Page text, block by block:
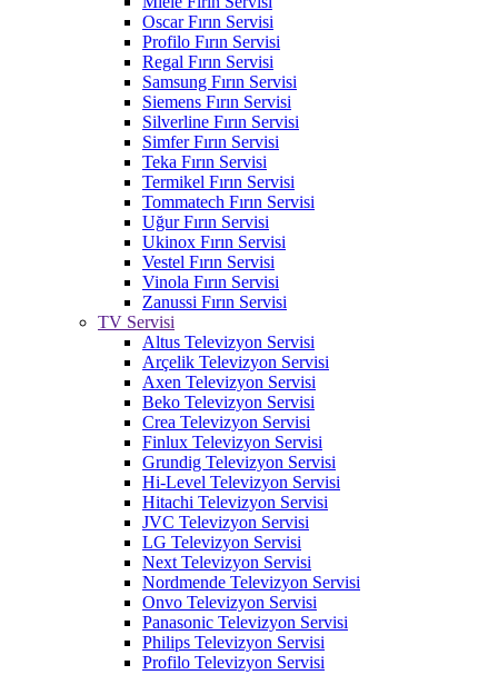
Oscar Fırın Servisi
Profilo Fırın Servisi
Regal Fırın Servisi
Samsung Fırın Servisi
Siemens Fırın Servisi
Silverline Fırın Servisi
Simfer Fırın Servisi
Teka Fırın Servisi
Termikel Fırın Servisi
Tommatech Fırın Servisi
Uğur Fırın Servisi
Ukinox Fırın Servisi
Vestel Fırın Servisi
Vinola Fırın Servisi
Zanussi Fırın Servisi
TV Servisi
Altus Televizyon Servisi
Arçelik Televizyon Servisi
Axen Televizyon Servisi
Beko Televizyon Servisi
Crea Televizyon Servisi
Finlux Televizyon Servisi
Grundig Televizyon Servisi
Hi-Level Televizyon Servisi
Hitachi Televizyon Servisi
JVC Televizyon Servisi
LG Televizyon Servisi
Next Televizyon Servisi
Nordmende Televizyon Servisi
Onvo Televizyon Servisi
Panasonic Televizyon Servisi
Philips Televizyon Servisi
Profilo Televizyon Servisi